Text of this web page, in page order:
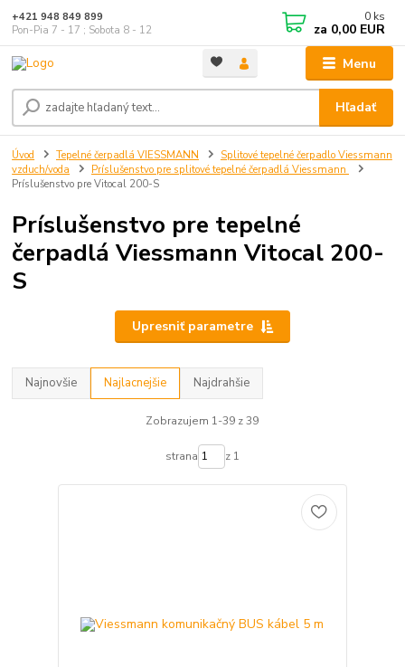
Menu
Hľadať
+421 948 849 899
Pon-Pia 7 - 17 ; Sobota 8 - 12
0 ks
za 0,00 EUR
Úvod Tepelné čerpadlá VIESSMANN
Splitové tepelné čerpadlo Viessmann
vzduch/voda
Príslušenstvo pre splitové tepelné čerpadlá Viessmann
Príslušenstvo pre Vitocal 200-S
Príslušenstvo pre tepelné
čerpadlá Viessmann Vitocal 200-
S
Upresniť parametre
Najnovšie Najlacnejšie Najdrahšie
Zobrazujem 1-39 z 39
strana z 1